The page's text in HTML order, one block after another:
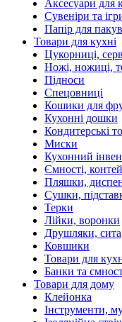
Аксесуари для
Сувеніри та
Папір для
Товари для кухні
Цукорниці,
Ножі, ножиці,
Підноси
Спецовниці
Кошики для
Кухонні дошки
Кондитерські
Миски
Кухонний
Ємності,
Пляшки,
Сушки,
Терки
Лійки, воронки
Друшляки, сита
Ковшики
Товари для
Банки та
Товари для дому
Клейонка
Інструменти,